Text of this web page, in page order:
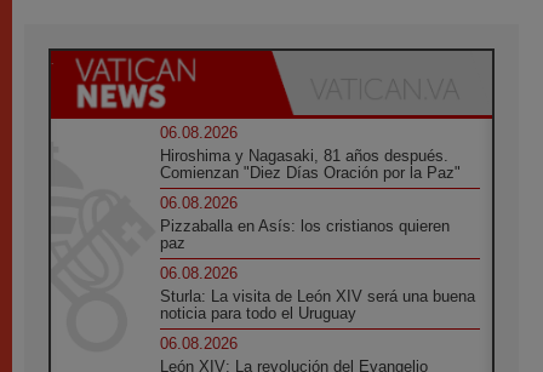
06.08.2026
Hiroshima y Nagasaki, 81 años después.
Comienzan "Diez Días Oración por la Paz"
06.08.2026
Pizzaballa en Asís: los cristianos quieren
paz
06.08.2026
Sturla: La visita de León XIV será una buena
noticia para todo el Uruguay
06.08.2026
León XIV: La revolución del Evangelio